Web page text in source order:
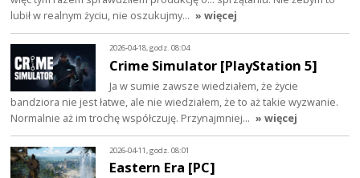
lubił w realnym życiu, nie oszukujmy… » więcej
2026-04-18, godz. 08:04
Crime Simulator [PlayStation 5]
Ja w sumie zawsze wiedziałem, że życie
bandziora nie jest łatwe, ale nie wiedziałem, że to aż takie wyzwanie.
Normalnie aż im trochę współczuję. Przynajmniej… » więcej
2026-04-11, godz. 08:01
Eastern Era [PC]